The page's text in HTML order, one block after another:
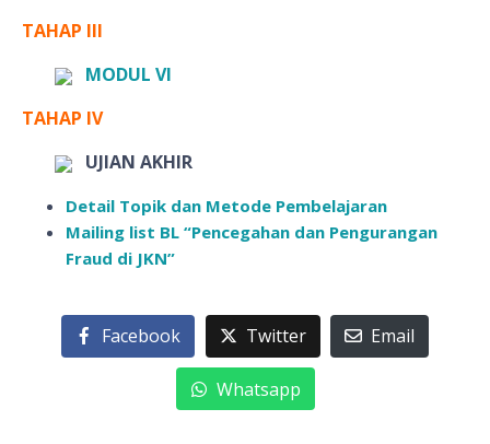
TAHAP III
MODUL VI
TAHAP IV
UJIAN AKHIR
Detail Topik dan Metode Pembelajaran
Mailing list BL “Pencegahan dan Pengurangan
Fraud di JKN”
Facebook Twitter Email
Whatsapp